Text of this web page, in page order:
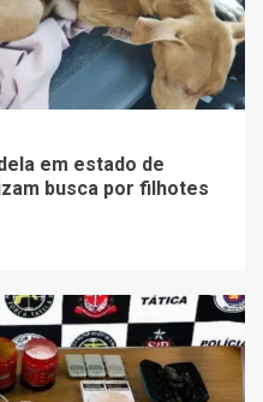
em estado de
busca por filhotes